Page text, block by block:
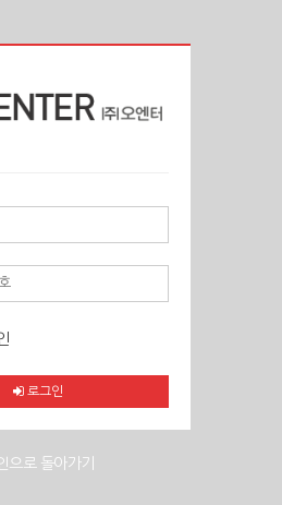
로그인
으로 돌아가기